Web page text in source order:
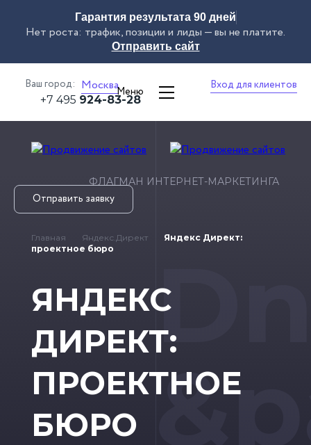
Гарантия результата 90 дней
Нет роста: трафик, позиции и лиды — вы не платите.
Отправить сайт
Ваш город: МоскваМеню
Вход для клиентов
+7 495 924-83-28
ФЛАГМАН ИНТЕРНЕТ-МАРКЕТИНГА
Отправить заявку
Главная Яндекс.Директ
Яндекс Директ:
проектное бюро
ЯНДЕКС
ДИРЕКТ:
ПРОЕКТНОЕ
БЮРО